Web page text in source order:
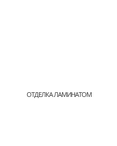
ОТДЕЛКА ЛАМИНАТОМ